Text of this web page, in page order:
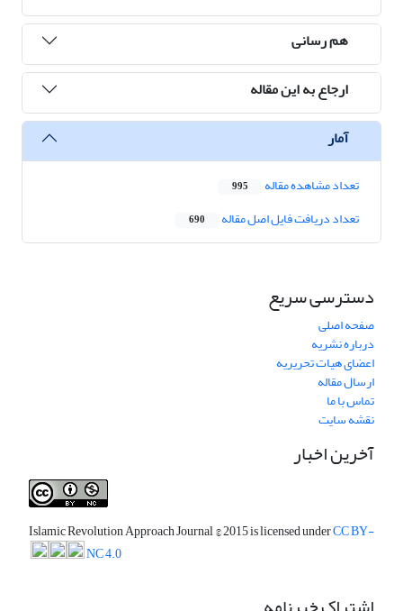
هم رسانی
ارجاع به این مقاله
آمار
تعداد مشاهده مقاله 995
تعداد دریافت فایل اصل مقاله 690
دسترسی سریع
صفحه اصلی
درباره نشریه
اعضای هیات تحریریه
ارسال مقاله
تماس با ما
نقشه سایت
آخرین اخبار
Islamic Revolution Approach Journal© 2015 is licensed underCC BY-
NC 4.0